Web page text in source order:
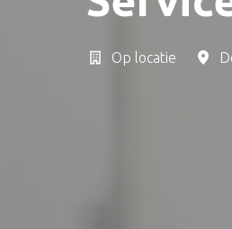
Op locatie